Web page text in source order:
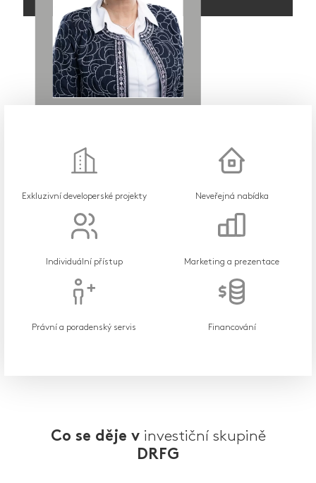
Exkluzivní developerské projekty Neveřejná nabídka
Individuální přístup Marketing a prezentace
Právní a poradenský servis Financování
Co se děje vinvestiční skupině
DRFG